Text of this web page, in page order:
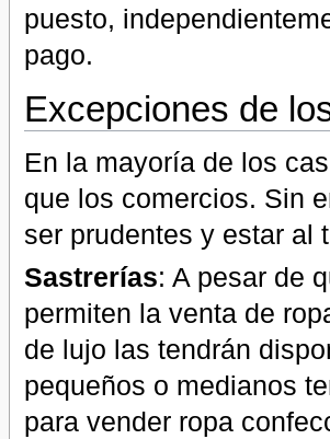
puesto,
pago.
Excepciones de
En la mayoría de los
que los comercios. Sin
ser prudentes y estar al
Sastrerías: A pesar de
permiten la venta de
de lujo las tendrán
pequeños o medianos
para vender ropa